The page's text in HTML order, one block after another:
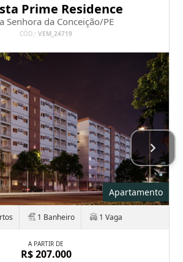
Prime Residence
Senhora da Conceição/PE
CÓD.: VEM_24719
Apartamento
1 Banheiro 1 Vaga
A PARTIR DE
R$ 207.000